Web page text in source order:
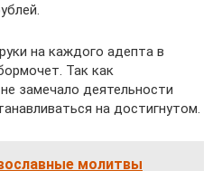
на каждого адепта в
Так как
замечало деятельности
на достигнутом.
молитвы